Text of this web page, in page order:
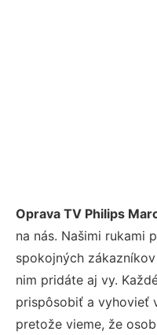
Oprava TV Philips
na nás. Našimi rukami
spokojných
nim pridáte aj vy.
prispôsobiť a vyhovieť
pretože vieme, že